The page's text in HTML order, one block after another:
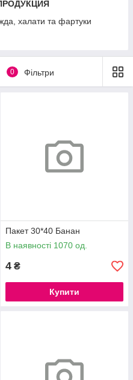
халати та фартуки
0 Фільтри
Пакет 30*40 Банан
В наявності 1070 од.
4 ₴
Купити